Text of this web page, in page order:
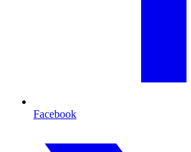
Facebook